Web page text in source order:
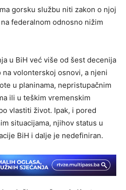
gorsku službu niti zakon o njoj
federalnom odnosno nižim
u BiH već više od šest decenija
volonterskoj osnovi, a njeni
u planinama, nepristupačnim
ili u teškim vremenskim
vlastiti život. Ipak, i pored
situacijama, njihov status u
BiH i dalje je nedefiniran.